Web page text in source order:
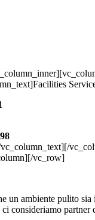
vc_row]
un ambiente pulito
consideriamo partner